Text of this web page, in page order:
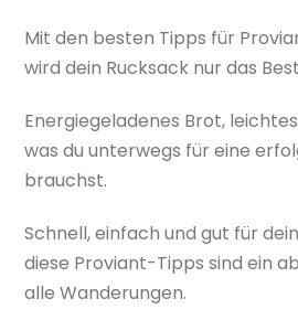
Mit den besten Tipps für
wird dein Rucksack nur das
Energiegeladenes Brot,
was du unterwegs für eine
brauchst.
Schnell, einfach und gut für
diese Proviant-Tipps sind ein
alle Wanderungen.